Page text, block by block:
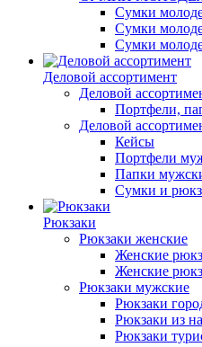
Сумки
Сумки
Сумки
Деловой ассортимент
Деловой
Портфели,
Деловой
Кейсы
Портфели
Папки
Сумки и
Рюкзаки
Рюкзаки женские
Женские
Женские
Рюкзаки мужские
Рюкзаки
Рюкзаки из
Рюкзаки